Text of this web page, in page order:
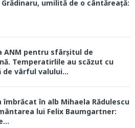
umilită de o cântăreață:
ANM pentru sfârșitul de
Temperatirlile au scăzut cu
de vârful valului...
îmbrăcat în alb Mihaela Rădulescu
lui Felix Baumgartner: